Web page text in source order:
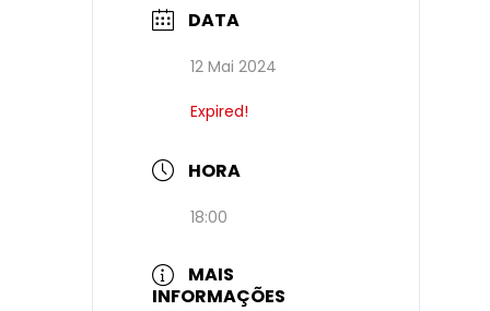
DATA
12 Mai 2024
Expired!
HORA
18:00
MAIS
INFORMAÇÕES